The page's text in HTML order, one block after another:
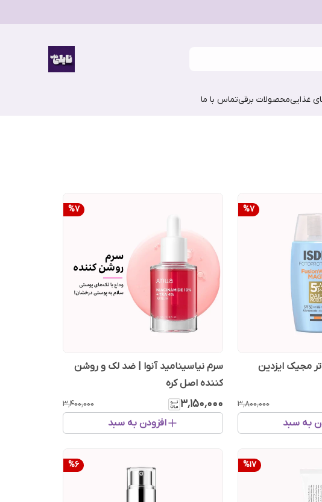
غذاییمحصولات برقیتماس با ما
%7
مجیک ایزدین
۳٬۸۰۰٬۰۰۰
به سبد
%7
سرم نیاسینامید آنوا | ضد لک و روشن
کننده اصل کره
۳٬۱۵۰٬۰۰۰ ۳٬۴۰۰٬۰۰۰
افزودن به سبد
%17
%6